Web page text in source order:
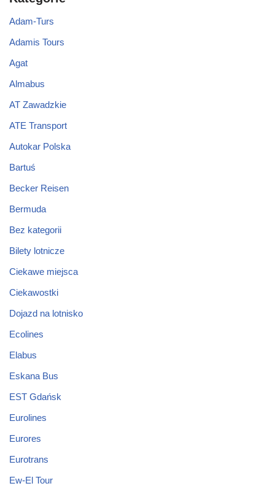
Adam-Turs
Adamis Tours
Agat
Almabus
AT Zawadzkie
ATE Transport
Autokar Polska
Bartuś
Becker Reisen
Bermuda
Bez kategorii
Bilety lotnicze
Ciekawe miejsca
Ciekawostki
Dojazd na lotnisko
Ecolines
Elabus
Eskana Bus
EST Gdańsk
Eurolines
Eurores
Eurotrans
Ew-El Tour